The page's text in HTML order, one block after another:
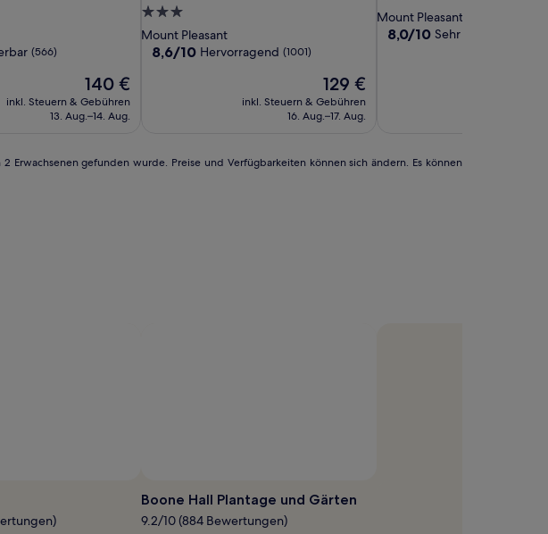
Hilton
Charleston
Mount
at
Isle
Of
at
Isle
Charleston
Mt.
Pleasant
Charleston
Mt.
(566)
Der
Preis
beträgt
140 €
inkl. Steuern & Gebühren
13. Aug.–14. Aug.
by
Hilton
Charleston
by
Hilton
3.0-
Sterne-
Unterkunft
Mount Pleasant
8.6
8,6/10 Hervorragend (1001)
Der
Preis
beträgt
129 €
inkl. Steuern & Gebühren
16. Aug.–17. Aug.
Mt.
Pleasant
Sterne-
Unterkunft
Mount Pleasant
8.0
8,0/10 Sehr gut
gefunden wurde. Preise und Verfügbarkeiten können sich ändern. Es können
Boone Hall Plantage und Gärten
9.2/10 (884 Bewertungen)